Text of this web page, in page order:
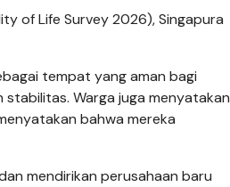
of Life Survey 2026), Singapura
tempat yang aman bagi
Warga juga menyatakan
bahwa mereka
mendirikan perusahaan baru